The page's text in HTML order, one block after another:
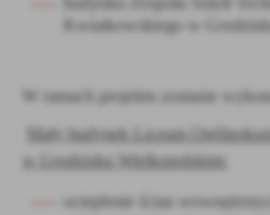
Kwiatkowskiego w
W ramach projektu zostanie
Mały budynek Liceum
w Grodzisku Wielkopolskim:
ocieplenie ścian